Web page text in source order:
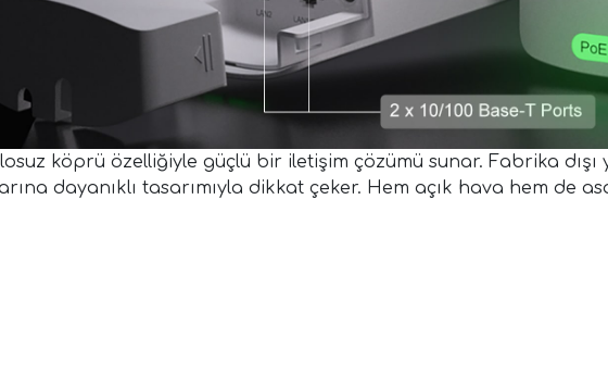
köprü özelliğiyle güçlü bir iletişim çözümü sunar. Fabrika
dayanıklı tasarımıyla dikkat çeker. Hem açık hava hem de